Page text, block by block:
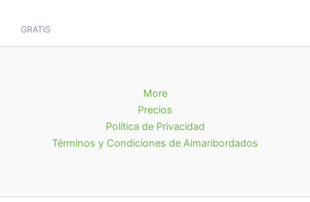
GRATIS
More
Precios
Política de Privacidad
Términos y Condiciones de Aimaribordados